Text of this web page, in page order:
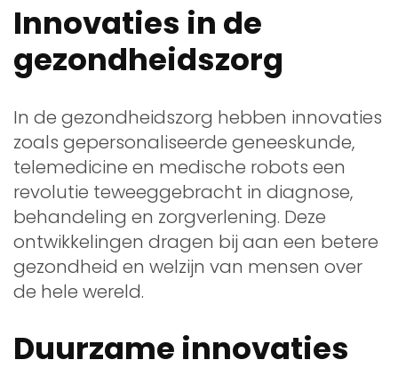
Innovaties in de
gezondheidszorg
In de gezondheidszorg hebben innovaties
zoals gepersonaliseerde geneeskunde,
telemedicine en medische robots een
revolutie teweeggebracht in diagnose,
behandeling en zorgverlening. Deze
ontwikkelingen dragen bij aan een betere
gezondheid en welzijn van mensen over
de hele wereld.
Duurzame innovaties